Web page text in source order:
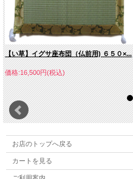
【い草】イグサ座布団（仏前用) ６５０×...
価格:16,500円(税込)
お店のトップへ戻る
カートを見る